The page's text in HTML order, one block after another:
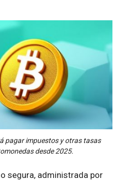
pagar impuestos y otras tasas
desde 2025.
segura, administrada por